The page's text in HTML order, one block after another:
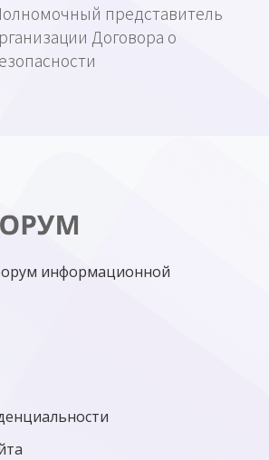
представитель
Договора о
информационной